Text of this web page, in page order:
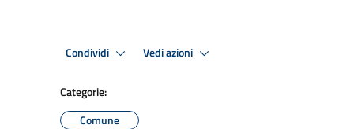
Condividi Vedi azioni
Categorie:
Comune